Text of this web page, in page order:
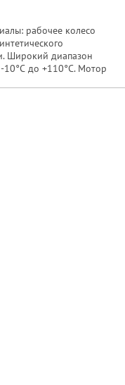
рабочее колесо
Широкий диапазон
10°С до +110°С. Мотор